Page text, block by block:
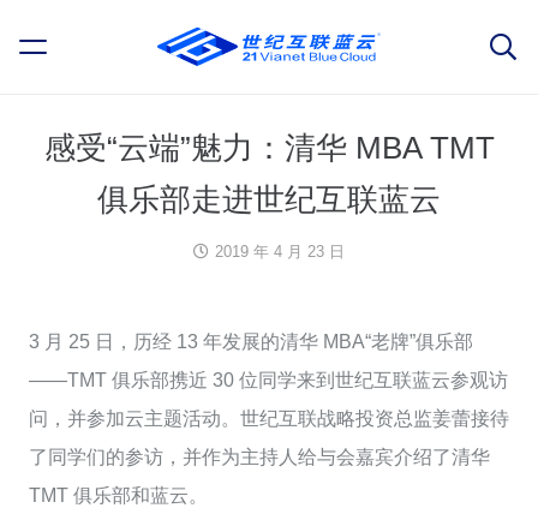
感受“云端”魅力：清华 MBA TMT
俱乐部走进世纪互联蓝云
2019 年 4 月 23 日
3 月 25 日，历经 13 年发展的清华 MBA“老牌”俱乐部
——TMT 俱乐部携近 30 位同学来到世纪互联蓝云参观访
问，并参加云主题活动。世纪互联战略投资总监姜蕾接待
了同学们的参访，并作为主持人给与会嘉宾介绍了清华
TMT 俱乐部和蓝云。